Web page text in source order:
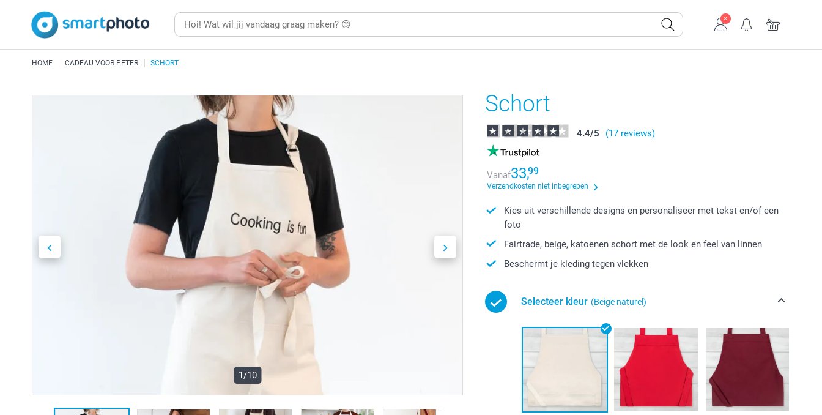
HOME CADEAU VOOR PETER SCHORT
1/10
Schort
4.4/5 (17 reviews)
Vanaf33,99
Verzendkosten niet inbegrepen
Kies uit verschillende designs en personaliseer met tekst en/of een
foto
Fairtrade, beige, katoenen schort met de look en feel van linnen
Beschermt je kleding tegen vlekken
Selecteer kleur (Beige naturel)